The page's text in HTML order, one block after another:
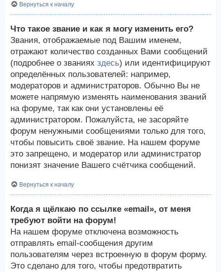
Вернуться к началу
Что такое звание и как я могу изменить его?
Звания, отображаемые под Вашим именем,
отражают количество созданных Вами сообщений
(подробнее о званиях здесь) или идентифицируют
определённых пользователей: например,
модераторов и администраторов. Обычно Вы не
можете напрямую изменять наименования званий
на форуме, так как они установлены её
администратором. Пожалуйста, не засоряйте
форум ненужными сообщениями только для того,
чтобы повысить своё звание. На нашем форуме
это запрещено, и модератор или администратор
понизят значение Вашего счётчика сообщений.
Вернуться к началу
Когда я щёлкаю по ссылке «email», от меня
требуют войти на форум!
На нашем форуме отключена возможность
отправлять email-сообщения другим
пользователям через встроенную в форум форму.
Это сделано для того, чтобы предотвратить